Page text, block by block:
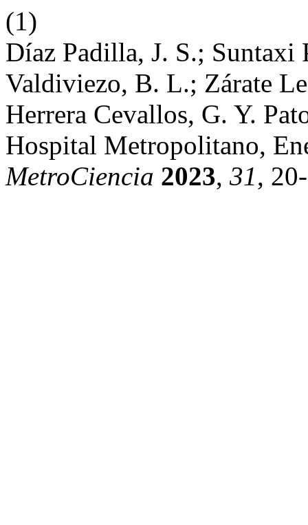
(1)
Díaz Padilla, J. S.; Suntaxi
Valdiviezo, B. L.; Zárate
Herrera Cevallos, G. Y.
Hospital Metropolitano,
MetroCiencia 2023, 31,